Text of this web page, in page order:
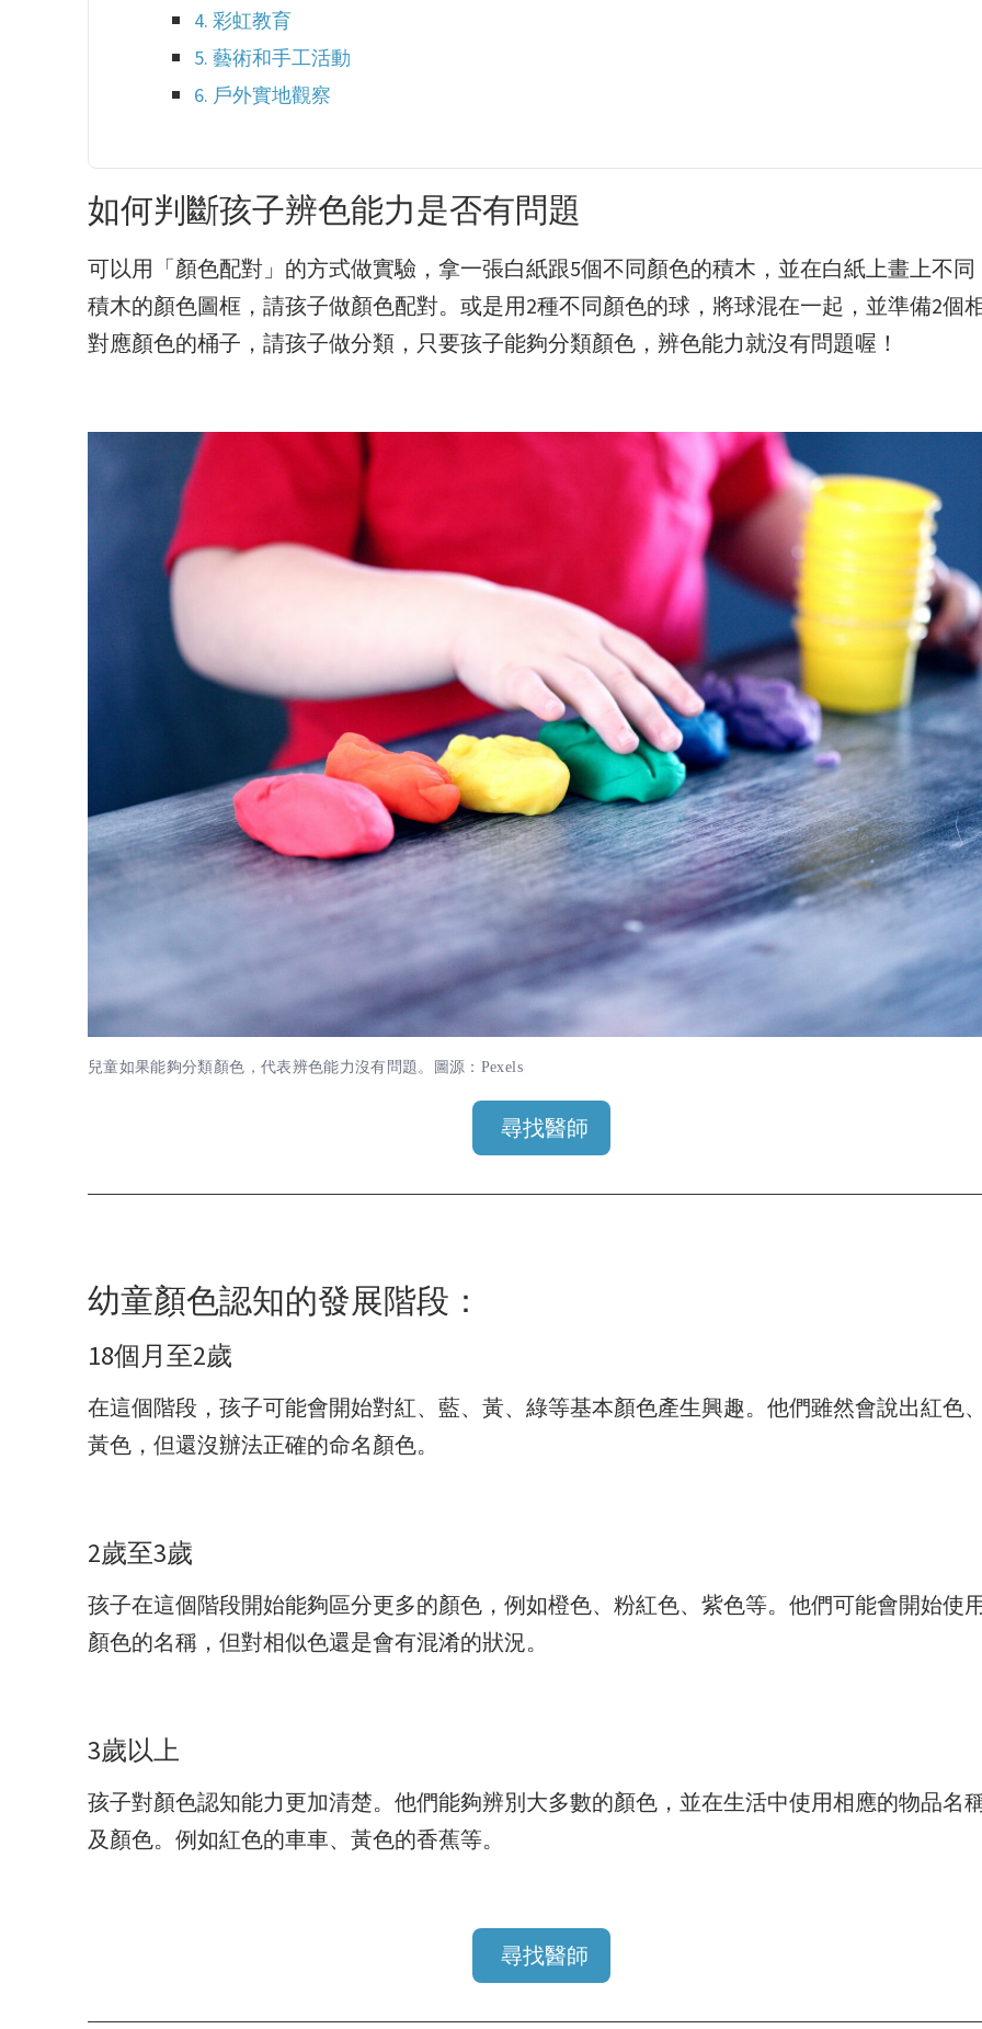
4. 彩虹教育
5. 藝術和手工活動
6. 戶外實地觀察
如何判斷孩子辨色能力是否有問題
可以用「顏色配對」的方式做實驗，拿一張白紙跟5個不同顏色的積木，並在白紙上畫上不同
積木的顏色圖框，請孩子做顏色配對。或是用2種不同顏色的球，將球混在一起，並準備2個
對應顏色的桶子，請孩子做分類，只要孩子能夠分類顏色，辨色能力就沒有問題喔！
兒童如果能夠分類顏色，代表辨色能力沒有問題。圖源：Pexels
尋找醫師
幼童顏色認知的發展階段：
18個月至2歲
在這個階段，孩子可能會開始對紅、藍、黃、綠等基本顏色產生興趣。他們雖然會說出紅色
黃色，但還沒辦法正確的命名顏色。
2歲至3歲
孩子在這個階段開始能夠區分更多的顏色，例如橙色、粉紅色、紫色等。他們可能會開始使
顏色的名稱，但對相似色還是會有混淆的狀況。
3歲以上
孩子對顏色認知能力更加清楚。他們能夠辨別大多數的顏色，並在生活中使用相應的物品名
及顏色。例如紅色的車車、黃色的香蕉等。
尋找醫師